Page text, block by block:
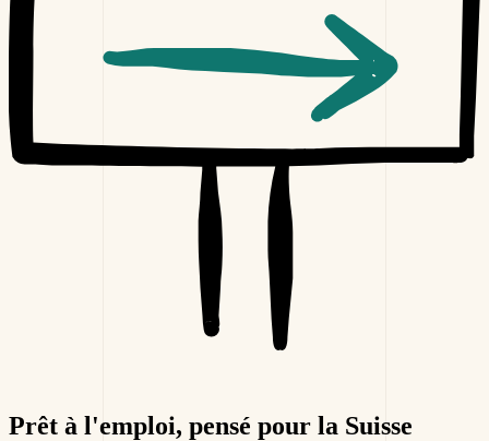
Prêt à l'emploi, pensé pour la Suisse